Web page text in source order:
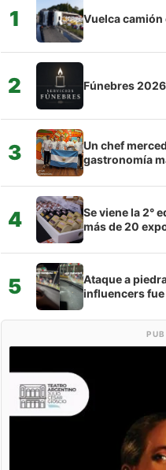
1 Vuelca camión
2 Fúnebres 2026
3
Un chef
gastronomía
4
Se viene la 2°
más de 20
5
Ataque a
influencers